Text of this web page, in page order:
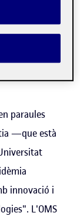
efectiu.
àmbit de la
aplegar
xifra que es
paraules
—que està
innovació i
L'OMS